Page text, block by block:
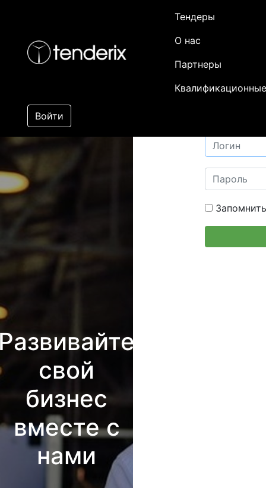
Тендеры
О нас
Партнеры
Войти
свой
бизнес
вместе с
нами